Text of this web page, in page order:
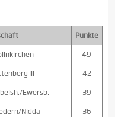
Punkte
49
III
42
Ewersb.
39
Nidda
36